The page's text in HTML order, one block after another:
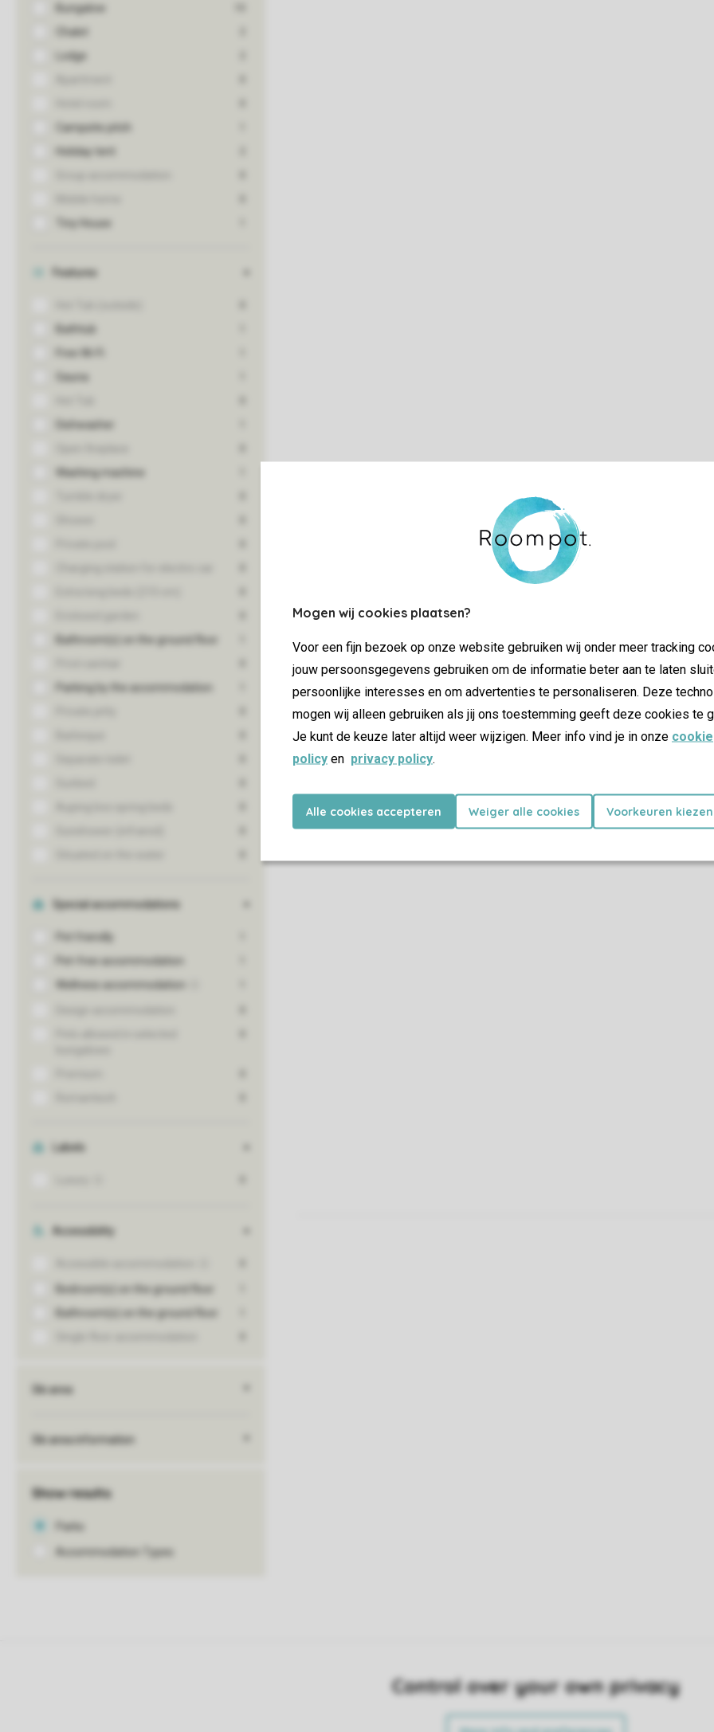
Mogen wij cookies plaatsen?
Voor een fijn bezoek op onze website gebruiken wij onder meer tracking
jouw persoonsgegevens gebruiken om de informatie beter aan te laten
persoonlijke interesses en om advertenties te personaliseren. Deze
mogen wij alleen gebruiken als jij ons toestemming geeft deze cookies te
Je kunt de keuze later altijd weer wijzigen. Meer info vind je in onze cookie
policy en privacy policy.
Alle cookies accepteren Weiger alle cookies Voorkeuren kiezen
Control over your own privacy